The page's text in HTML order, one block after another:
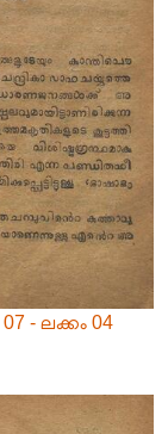
- ലക്കം 04